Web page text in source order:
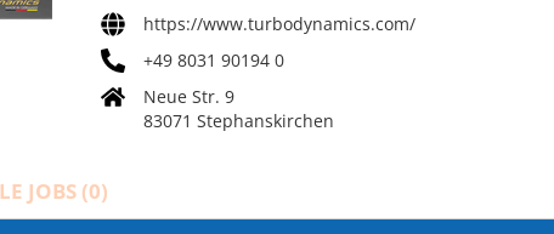
https://www.turbodynamics.com/
+49 8031 90194 0
Neue Str. 9
83071 Stephanskirchen
JOBS (0)